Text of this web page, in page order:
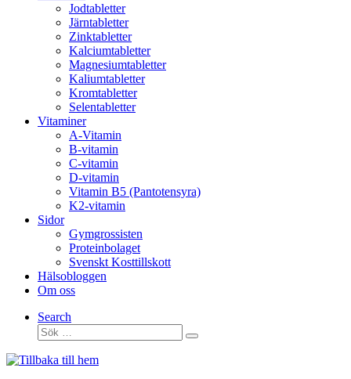
Jodtabletter
Järntabletter
Zinktabletter
Kalciumtabletter
Magnesiumtabletter
Kaliumtabletter
Kromtabletter
Selentabletter
Vitaminer
A-Vitamin
B-vitamin
C-vitamin
D-vitamin
Vitamin B5 (Pantotensyra)
K2-vitamin
Sidor
Gymgrossisten
Proteinbolaget
Svenskt Kosttillskott
Hälsobloggen
Om oss
Search
Sök
Sök